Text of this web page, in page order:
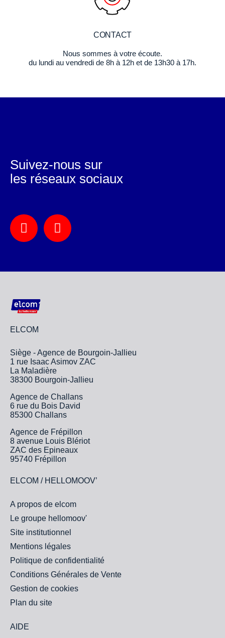
CONTACT
Nous sommes à votre écoute.
du lundi au vendredi de 8h à 12h et de 13h30 à 17h.
ELCOM
Siège - Agence de Bourgoin-Jallieu
1 rue Isaac Asimov ZAC
La Maladière
38300 Bourgoin-Jallieu
Agence de Challans
6 rue du Bois David
85300 Challans
Agence de Frépillon
8 avenue Louis Blériot
ZAC des Epineaux
95740 Frépillon
ELCOM / HELLOMOOV’
A propos de elcom
Le groupe hellomoov'
Site institutionnel
Mentions légales
Politique de confidentialité
Conditions Générales de Vente
Gestion de cookies
Plan du site
AIDE
Suivez-nous sur
les réseaux sociaux